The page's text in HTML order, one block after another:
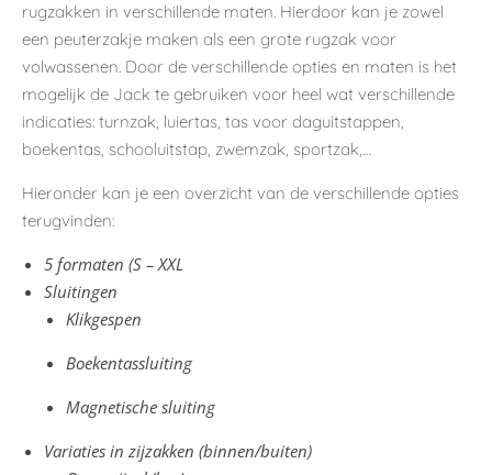
rugzakken in verschillende maten. Hierdoor kan je zowel
een peuterzakje maken als een grote rugzak voor
volwassenen. Door de verschillende opties en maten is het
mogelijk de Jack te gebruiken voor heel wat verschillende
indicaties: turnzak, luiertas, tas voor daguitstappen,
boekentas, schooluitstap, zwemzak, sportzak,…
Hieronder kan je een overzicht van de verschillende opties
terugvinden:
5 formaten (S – XXL
Sluitingen
Klikgespen
Boekentassluiting
Magnetische sluiting
Variaties in zijzakken (binnen/buiten)